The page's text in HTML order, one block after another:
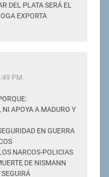
DEL PLATA SERÁ EL
EXPORTA
PM
NI APOYA A MADURO Y
EN GUERRA
NARCOS-POLICIAS
DE NISMANN